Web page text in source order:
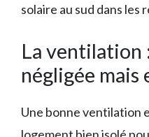
solaire au sud dans les
La ventilation
négligée mais
Une bonne ventilation